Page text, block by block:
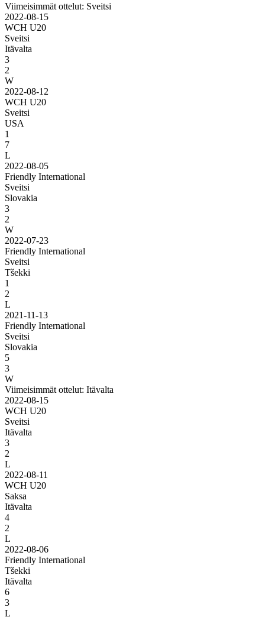
Viimeisimmät ottelut: Sveitsi
2022-08-15
WCH U20
Sveitsi
Itävalta
3
2
W
2022-08-12
WCH U20
Sveitsi
USA
1
7
L
2022-08-05
Friendly International
Sveitsi
Slovakia
3
2
W
2022-07-23
Friendly International
Sveitsi
Tšekki
1
2
L
2021-11-13
Friendly International
Sveitsi
Slovakia
5
3
W
Viimeisimmät ottelut: Itävalta
2022-08-15
WCH U20
Sveitsi
Itävalta
3
2
L
2022-08-11
WCH U20
Saksa
Itävalta
4
2
L
2022-08-06
Friendly International
Tšekki
Itävalta
6
3
L